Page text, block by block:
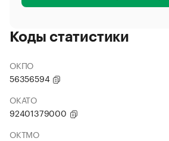
Коды статистики
ОКПО
56356594
ОКАТО
92401379000
ОКТМО